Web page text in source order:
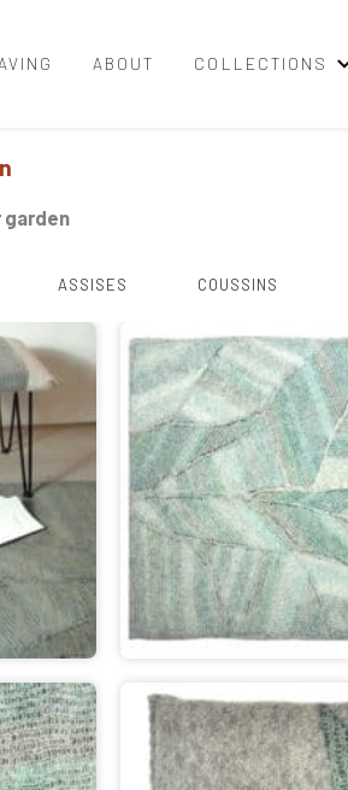
ABOUT COLLECTIONS
garden
ASSISES COUSSINS